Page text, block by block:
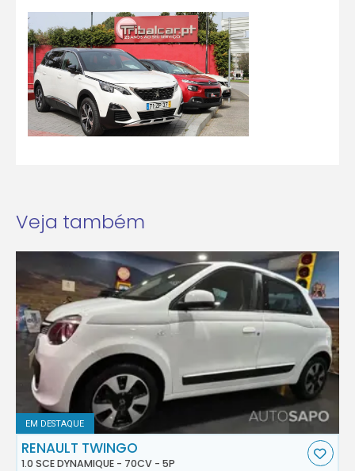
Veja também
EM DESTAQUE
RENAULT TWINGO
1.0 SCE DYNAMIQUE - 70CV - 5P